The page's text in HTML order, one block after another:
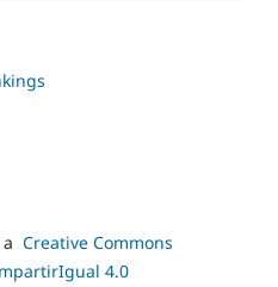
Creative Commons
4.0